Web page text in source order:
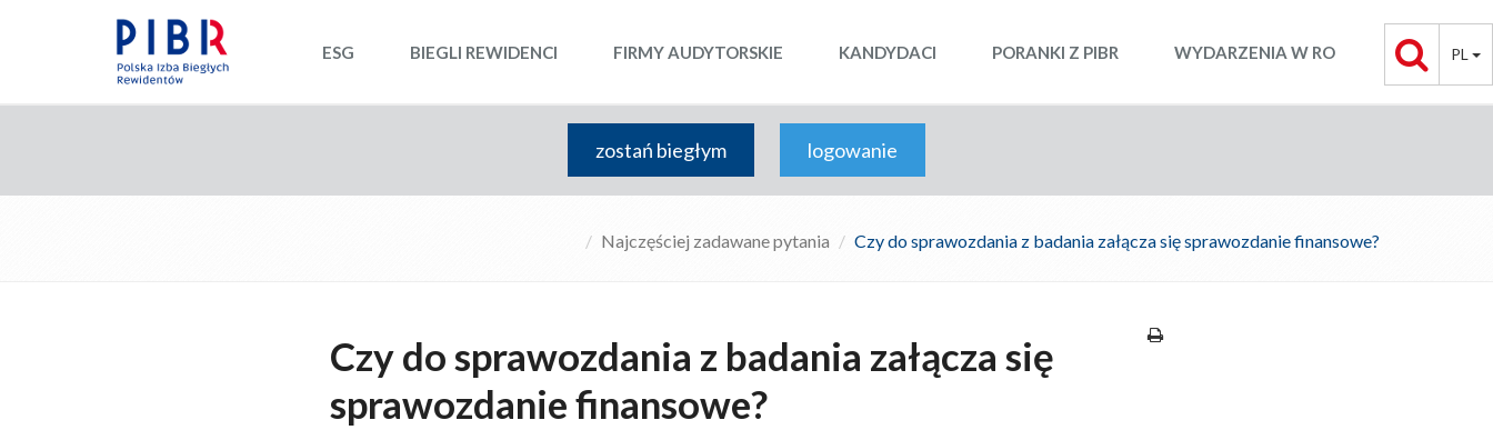
PL
ESG BIEGLI REWIDENCI FIRMY AUDYTORSKIE KANDYDACI PORANKI Z PIBR WYDARZENIA W RO
zostań biegłym logowanie
Najczęściej zadawane pytania Czy do sprawozdania z badania załącza się sprawozdanie finansowe?
Czy do sprawozdania z badania załącza się
sprawozdanie finansowe?